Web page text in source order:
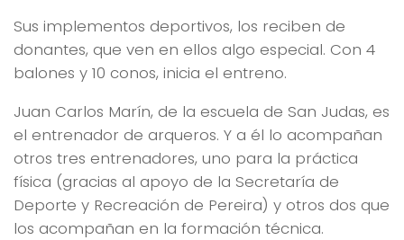
Sus implementos deportivos, los reciben de
donantes, que ven en ellos algo especial. Con 4
balones y 10 conos, inicia el entreno.
Juan Carlos Marín, de la escuela de San Judas, es
el entrenador de arqueros. Y a él lo acompañan
otros tres entrenadores, uno para la práctica
física (gracias al apoyo de la Secretaría de
Deporte y Recreación de Pereira) y otros dos que
los acompañan en la formación técnica.